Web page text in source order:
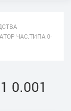
ЧАС.ТИПА 0-
0.001